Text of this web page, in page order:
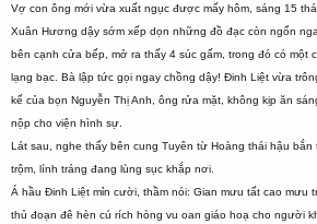
Vợ con ông mới vừa xuất ngục được mấy hôm, sáng 15
Xuân Hương dậy sớm xếp dọn những đồ đạc còn ngổn
bên cạnh cửa bếp, mở ra thấy 4 súc gấm, trong đó có một
lạng bạc. Bà lập tức gọi ngay chồng dậy! Đinh Liệt vừa
kế của bọn Nguyễn Thị Anh, ông rửa mặt, không kịp ăn
nộp cho viện hình sự.
Lát sau, nghe thấy bên cung Tuyên từ Hoàng thái hậu bắn
trộm, lính tráng đang lùng sục khắp nơi.
Á hầu Đinh Liệt mỉn cười, thầm nói: Gian mưu tất cao mưu
thủ đoạn đê hèn cú rích hòng vu oan giáo hoạ cho người